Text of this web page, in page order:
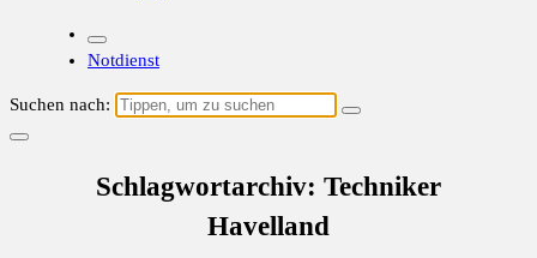
Notdienst
Suchen nach:
Schlagwortarchiv: Techniker
Havelland